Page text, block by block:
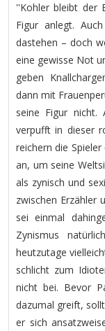
''Kohler bleibt der
Figur anlegt.
dastehen – doch
eine gewisse Not
geben
dann mit
seine Figur nicht.
verpufft in dieser
reichern die
an, um seine
als zynisch und
zwischen Erzähler
sei einmal
Zynismus
heutzutage
schlicht zum
nicht bei. Bevor
dazumal greift,
er sich